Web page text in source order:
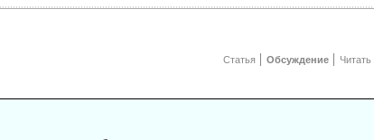
Статья Обсуждение Читать